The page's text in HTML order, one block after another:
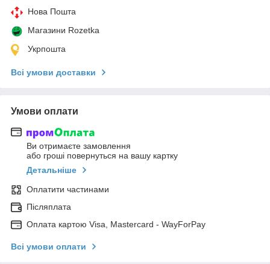
Нова Пошта
Магазини Rozetka
Укрпошта
Всі умови доставки
Умови оплати
Ви отримаєте замовлення
або гроші повернуться на вашу картку
Детальніше
Оплатити частинами
Післяплата
Оплата картою Visa, Mastercard - WayForPay
Всі умови оплати